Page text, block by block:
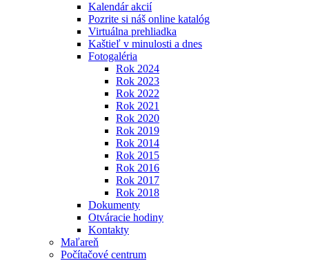
Kalendár akcií
Pozrite si náš online katalóg
Virtuálna prehliadka
Kaštieľ v minulosti a dnes
Fotogaléria
Rok 2024
Rok 2023
Rok 2022
Rok 2021
Rok 2020
Rok 2019
Rok 2014
Rok 2015
Rok 2016
Rok 2017
Rok 2018
Dokumenty
Otváracie hodiny
Kontakty
Maľareň
Počítačové centrum